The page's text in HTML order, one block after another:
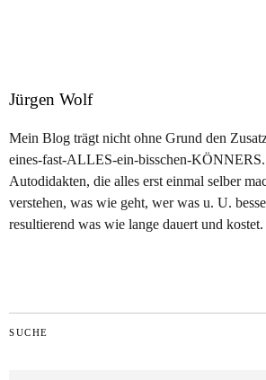
Jürgen Wolf
Mein Blog trägt nicht ohne Grund den
eines-fast-ALLES-ein-bisschen-KÖNNERS.
Autodidakten, die alles erst einmal selber
verstehen, was wie geht, wer was u. U.
resultierend was wie lange dauert und kostet.
SUCHE